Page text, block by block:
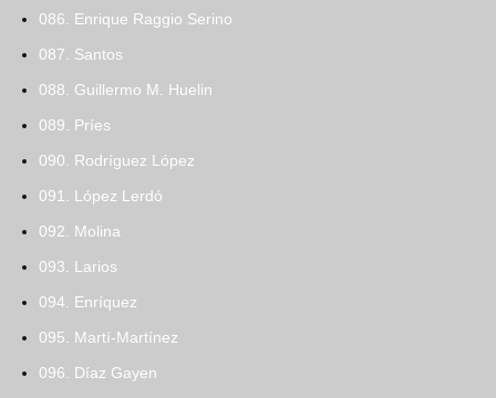
086. Enrique Raggio Serino
087. Santos
088. Guillermo M. Huelin
089. Príes
090. Rodríguez López
091. López Lerdó
092. Molina
093. Larios
094. Enríquez
095. Martí-Martínez
096. Díaz Gayen